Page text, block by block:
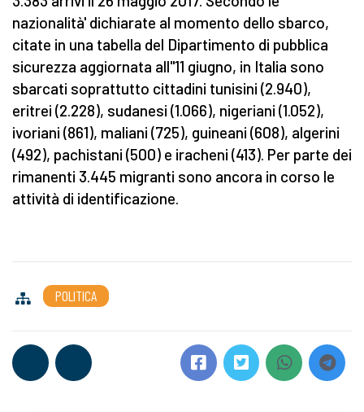
nazionalità' dichiarate al momento dello sbarco,
citate in una tabella del Dipartimento di pubblica
sicurezza aggiornata all''11 giugno, in Italia sono
sbarcati soprattutto cittadini tunisini (2.940),
eritrei (2.228), sudanesi (1.066), nigeriani (1.052),
ivoriani (861), maliani (725), guineani (608), algerini
(492), pachistani (500) e iracheni (413). Per parte dei
rimanenti 3.445 migranti sono ancora in corso le
attività di identificazione.
POLITICA